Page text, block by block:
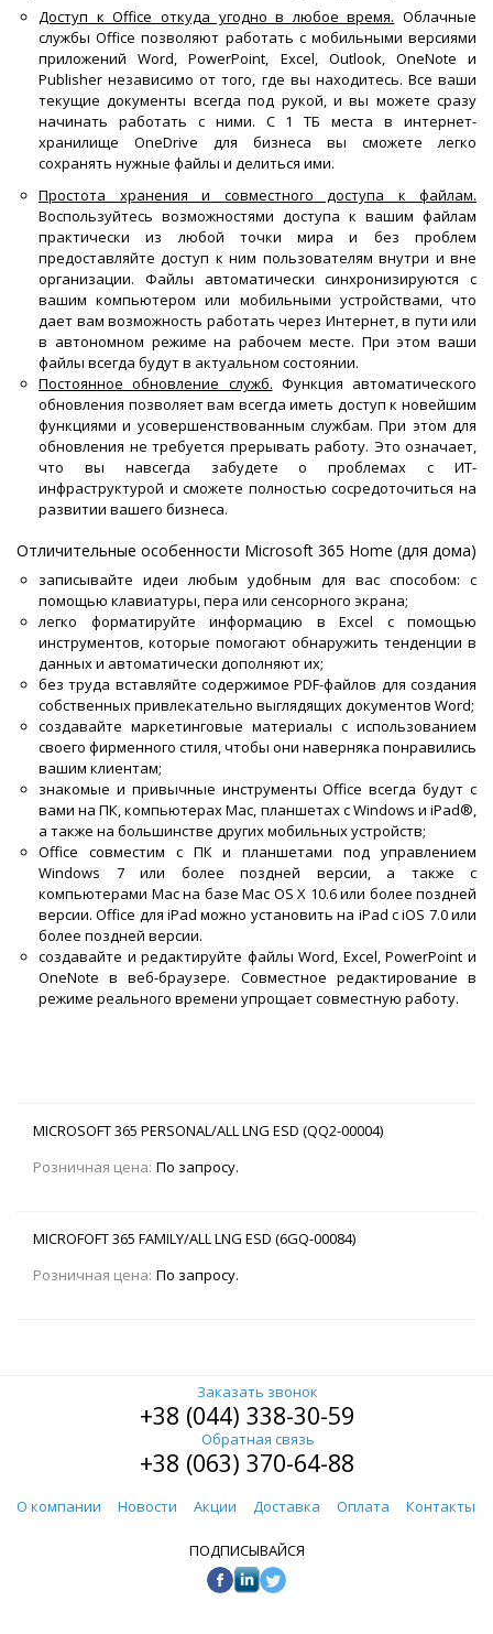
Доступ к Office откуда угодно в любое время. Облачные
службы Office позволяют работать с мобильными версиями
приложений Word, PowerPoint, Excel, Outlook, OneNote и
Publisher независимо от того, где вы находитесь. Все ваши
текущие документы всегда под рукой, и вы можете сразу
начинать работать с ними. С 1 ТБ места в интернет-
хранилище OneDrive для бизнеса вы сможете легко
сохранять нужные файлы и делиться ими.
Простота хранения и совместного доступа к файлам.
Воспользуйтесь возможностями доступа к вашим файлам
практически из любой точки мира и без проблем
предоставляйте доступ к ним пользователям внутри и вне
организации. Файлы автоматически синхронизируются с
вашим компьютером или мобильными устройствами, что
дает вам возможность работать через Интернет, в пути или
в автономном режиме на рабочем месте. При этом ваши
файлы всегда будут в актуальном состоянии.
Постоянное обновление служб. Функция автоматического
обновления позволяет вам всегда иметь доступ к новейшим
функциями и усовершенствованным службам. При этом для
обновления не требуется прерывать работу. Это означает,
что вы навсегда забудете о проблемах с ИТ-
инфраструктурой и сможете полностью сосредоточиться на
развитии вашего бизнеса.
Отличительные особенности Microsoft 365 Home (для дома)
записывайте идеи любым удобным для вас способом: с
помощью клавиатуры, пера или сенсорного экрана;
легко форматируйте информацию в Excel с помощью
инструментов, которые помогают обнаружить тенденции в
данных и автоматически дополняют их;
без труда вставляйте содержимое PDF-файлов для создания
собственных привлекательно выглядящих документов Word;
создавайте маркетинговые материалы с использованием
своего фирменного стиля, чтобы они наверняка понравились
вашим клиентам;
знакомые и привычные инструменты Office всегда будут с
вами на ПК, компьютерах Mac, планшетах с Windows и iPad®,
а также на большинстве других мобильных устройств;
Office совместим с ПК и планшетами под управлением
Windows 7 или более поздней версии, а также с
компьютерами Mac на базе Mac OS X 10.6 или более поздней
версии. Office для iPad можно установить на iPad с iOS 7.0 или
более поздней версии.
cоздавайте и редактируйте файлы Word, Excel, PowerPoint и
OneNote в веб-браузере. Совместное редактирование в
режиме реального времени упрощает совместную работу.
MICROSOFT 365 PERSONAL/ALL LNG ESD (QQ2-00004)
Розничная цена: По запросу.
MICROFOFT 365 FAMILY/ALL LNG ESD (6GQ-00084)
Розничная цена: По запросу.
Заказать звонок
+38 (044) 338-30-59
Обратная связь
+38 (063) 370-64-88
О компании Новости Акции Доставка Оплата Контакты
ПОДПИСЫВАЙСЯ